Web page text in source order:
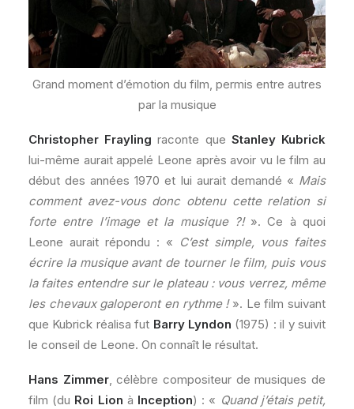
Grand moment d’émotion du film, permis entre autres
par la musique
Christopher Frayling raconte que Stanley Kubrick
lui-même aurait appelé Leone après avoir vu le film au
début des années 1970 et lui aurait demandé « Mais
comment avez-vous donc obtenu cette relation si
forte entre l’image et la musique ?!». Ce à quoi
Leone aurait répondu : « C’est simple, vous faites
écrire la musique avant de tourner le film, puis vous
la faites entendre sur le plateau : vous verrez, même
les chevaux galoperont en rythme !». Le film suivant
que Kubrick réalisa fut Barry Lyndon (1975) : il y suivit
le conseil de Leone. On connaît le résultat.
Hans Zimmer, célèbre compositeur de musiques de
film (du Roi Lion à Inception) : « Quand j’étais petit,